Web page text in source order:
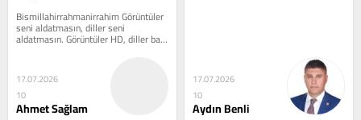
Bismillahirrahmanirrahim Görüntüler
seni aldatmasın, diller seni
aldatmasın. Görüntüler HD, diller bal
olmuş; ama görüntünün altı...
17.07.2026
10
Ahmet Sağlam
17.07.2026
10
Aydın Benli